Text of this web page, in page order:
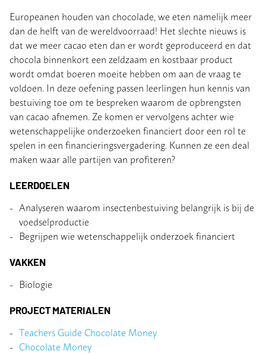
Europeanen houden van chocolade, we eten namelijk meer
dan de helft van de wereldvoorraad! Het slechte nieuws is
dat we meer cacao eten dan er wordt geproduceerd en dat
chocola binnenkort een zeldzaam en kostbaar product
wordt omdat boeren moeite hebben om aan de vraag te
voldoen. In deze oefening passen leerlingen hun kennis van
bestuiving toe om te bespreken waarom de opbrengsten
van cacao afnemen. Ze komen er vervolgens achter wie
wetenschappelijke onderzoeken financiert door een rol te
spelen in een financieringsvergadering. Kunnen ze een deal
maken waar alle partijen van profiteren?
LEERDOELEN
Analyseren waarom insectenbestuiving belangrijk is bij de
voedselproductie
Begrijpen wie wetenschappelijk onderzoek financiert
VAKKEN
Biologie
PROJECT MATERIALEN
Teachers Guide Chocolate Money
Chocolate Money